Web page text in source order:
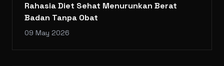
Rahasia Diet Sehat Menurunkan Berat
Badan Tanpa Obat
09 May 2026